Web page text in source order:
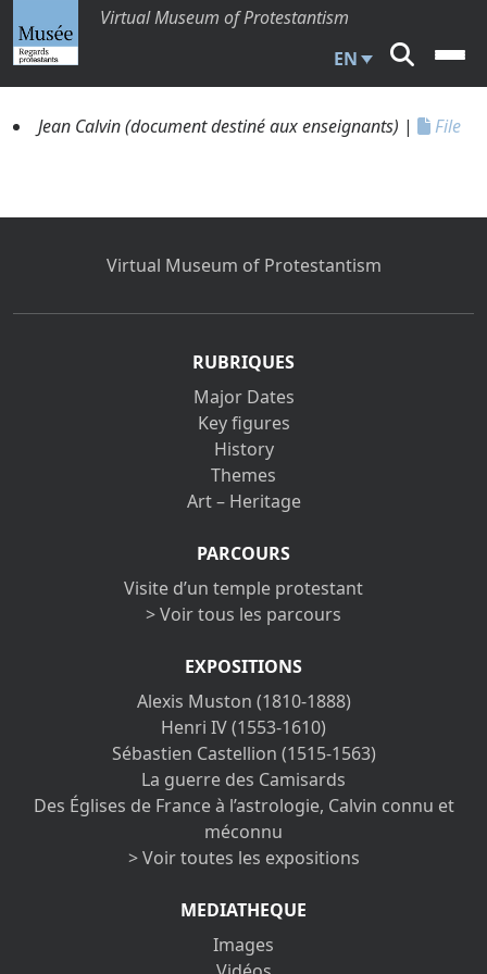
Virtual Museum of Protestantism
EN
Jean Calvin (document destiné aux enseignants) | File
Virtual Museum of Protestantism
RUBRIQUES
Major Dates
Key figures
History
Themes
Art – Heritage
PARCOURS
Visite d’un temple protestant
> Voir tous les parcours
EXPOSITIONS
Alexis Muston (1810-1888)
Henri IV (1553-1610)
Sébastien Castellion (1515-1563)
La guerre des Camisards
Des Églises de France à l’astrologie, Calvin connu et
méconnu
> Voir toutes les expositions
MEDIATHEQUE
Images